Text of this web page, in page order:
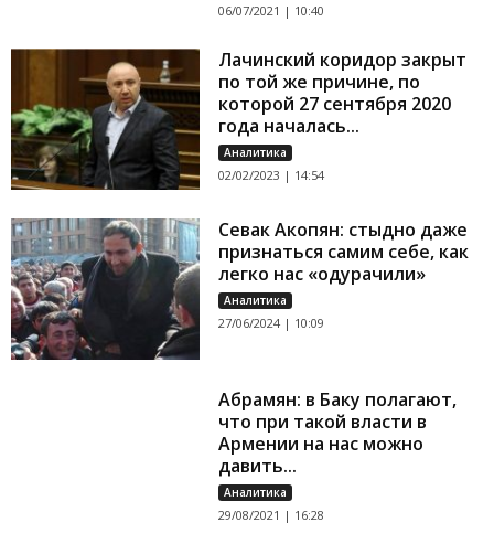
06/07/2021 | 10:40
Лачинский коридор закрыт
по той же причине, по
которой 27 сентября 2020
года началась...
Аналитика
02/02/2023 | 14:54
Севак Акопян: стыдно даже
признаться самим себе, как
легко нас «одурачили»
Аналитика
27/06/2024 | 10:09
Абрамян: в Баку полагают,
что при такой власти в
Армении на нас можно
давить...
Аналитика
29/08/2021 | 16:28